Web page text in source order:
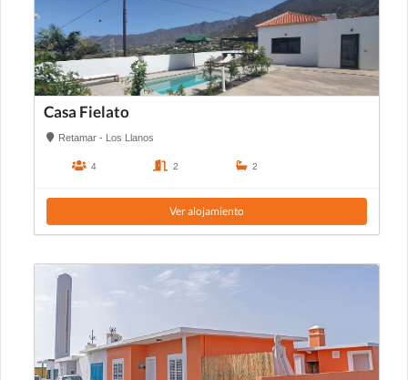
Casa Fielato
Retamar - Los Llanos
4 2 2
Ver alojamiento